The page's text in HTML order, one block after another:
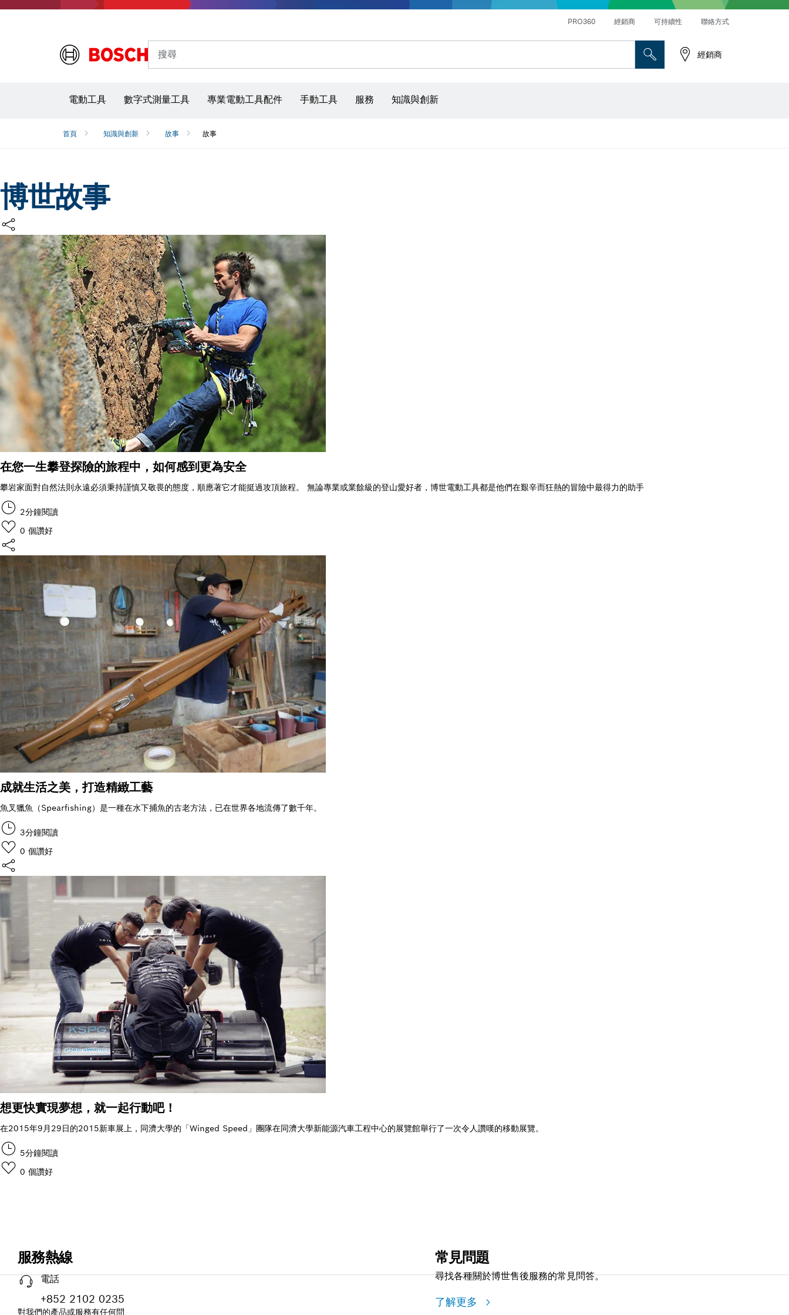
PRO360 經銷商 可持續性 聯絡方式
搜尋 經銷商
電動工具 數字式測量工具 專業電動工具配件 手動工具 服務 知識與創新
首頁 知識與創新 故事 故事
博世故事
在您一生攀登探險的旅程中，如何感到更為安全
攀岩家面對自然法則永遠必須秉持謹慎又敬畏的態度，順應著它才能挺過攻頂旅程。 無論專業或業餘級的登山愛好者，博世電動工具都是他們在艱辛而狂熱的冒險中最得力的助手
2分鐘閱讀
0 個讚好
成就生活之美，打造精緻工藝
魚叉獵魚（Spearfishing）是一種在水下捕魚的古老方法，已在世界各地流傳了數千年。
3分鐘閱讀
0 個讚好
想更快實現夢想，就一起行動吧！
在2015年9月29日的2015新車展上，同濟大學的「Winged Speed」團隊在同濟大學新能源汽車工程中心的展覽館舉行了一次令人讚嘆的移動展覽。
5分鐘閱讀
0 個讚好
服務熱線
電話
+852 2102 0235
對我們的產品或服務有任何問
常見問題
尋找各種關於博世售後服務的常見問答。
了解更多